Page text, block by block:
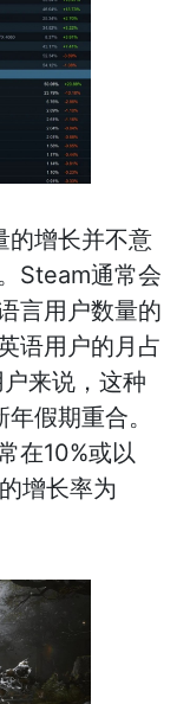
的增长并不意
Steam通常会
言用户数量的
语用户的月占
来说，这种
假期重合。
在10%或以
增长率为